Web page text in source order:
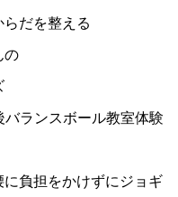
だを整える
の
ランスボール教室体験
負担をかけずにジョギ